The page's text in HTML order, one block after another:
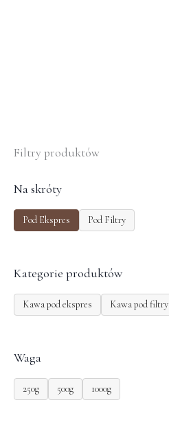
Filtry produktów
Na skróty
Pod Ekspres Pod Filtry
Kategorie produktów
Kawa pod ekspres Kawa pod filtry
Waga
250g 500g 1000g